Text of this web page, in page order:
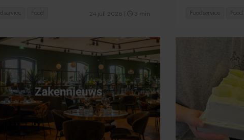
24 juli 2026 3 min
Food Foodservice Food